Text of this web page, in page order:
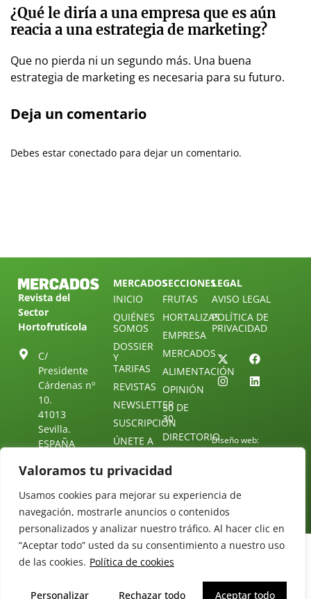
Valoramos tu privacidad
Usamos cookies para mejorar su experiencia de
navegación, mostrarle anuncios o contenidos
personalizados y analizar nuestro tráfico. Al hacer clic en
“Aceptar todo” usted da su consentimiento a nuestro uso
de las cookies. Política de cookies
Personalizar Rechazar todo Aceptar todo
¿Qué le diría a una empresa que es aún
reacia a una estrategia de marketing?
Que no pierda ni un segundo más. Una buena
estrategia de marketing es necesaria para su futuro.
Deja un comentario
Debes estar conectado para dejar un comentario.
Revista del
Sector
Hortofrutícola
C/
Presidente
Cárdenas nº
10.
41013
Sevilla.
ESPAÑA
Tel: (+34) 954
25 88 51
redaccion@revistamercados.com
MERCADOS
INICIO
QUIÉNES
SOMOS
DOSSIER
Y
TARIFAS
REVISTAS
NEWSLETTER
SUSCRIPCIÓN
ÚNETE A
TELEGRAM
SECCIONES
FRUTAS
HORTALIZAS
EMPRESA
MERCADOS
ALIMENTACIÓN
OPINIÓN
30 DE
30
DIRECTORIO
LEGAL
AVISO LEGAL
POLÍTICA DE
PRIVACIDAD
Diseño web: